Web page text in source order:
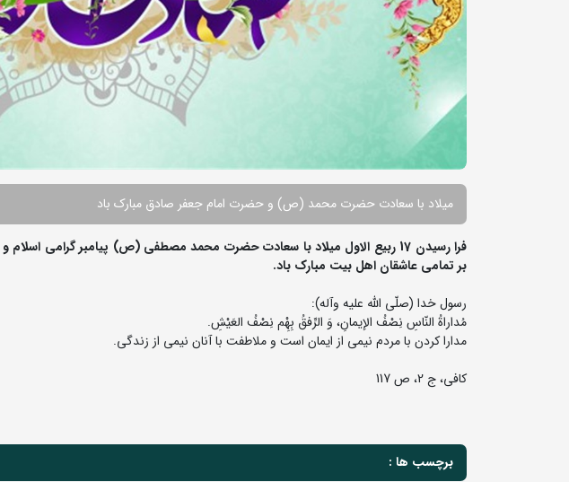
میلاد با سعادت حضرت محمد (ص) و حضرت امام جعفر صادق مبارک باد
فرا رسیدن 17 ربیع الاول میلاد با سعادت حضرت محمد مصطفی (ص) پیامبر گرامی
بر تمامی عاشقان اهل بیت مبارک باد.
رسول خدا (صلّی ‌‌الله‌ علیه‌ وآله):
مُداراةُ النّاسِ نِصْفُ الإیمانِ، وَ الرِّفقُ بِهِْم نِصْفُ العَیْشِ.
مدارا کردن با مردم نیمى از ایمان است و ملاطفت با آنان نیمى از زندگی.
کافی، ج 2، ص 117
برچسب ها :